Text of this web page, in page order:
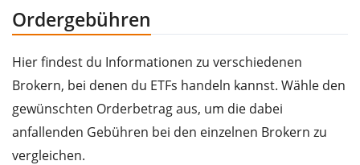
Ordergebühren
Hier findest du Informationen zu verschiedenen
Brokern, bei denen du ETFs handeln kannst. Wähle den
gewünschten Orderbetrag aus, um die dabei
anfallenden Gebühren bei den einzelnen Brokern zu
vergleichen.